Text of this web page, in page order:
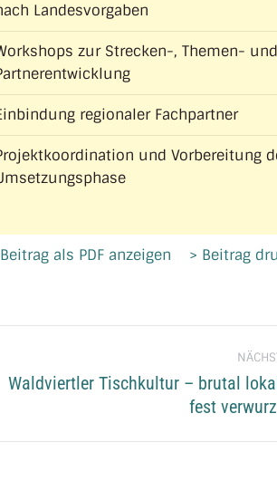
Landesvorgaben
zur Strecken-, Themen- und
regionaler Fachpartner
und Vorbereitung
als PDF anzeigen > Beitrag
Waldviertler Tischkultur – brutal
fest